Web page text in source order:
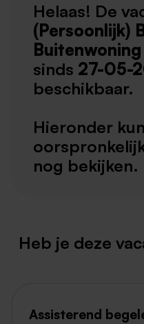
Helaas! De
(Persoonlijk)
Buitenwoning
sinds 27-05-
beschikbaar.
Hieronder
nog bekijken.
Heb je deze
Assisterend